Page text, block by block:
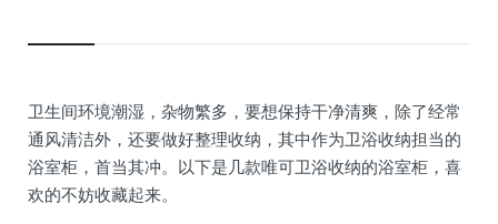
卫生间环境潮湿，杂物繁多，要想保持干净清爽，除了经常
通风清洁外，还要做好整理收纳，其中作为卫浴收纳担当的
浴室柜，首当其冲。以下是几款唯可卫浴收纳的浴室柜，喜
欢的不妨收藏起来。